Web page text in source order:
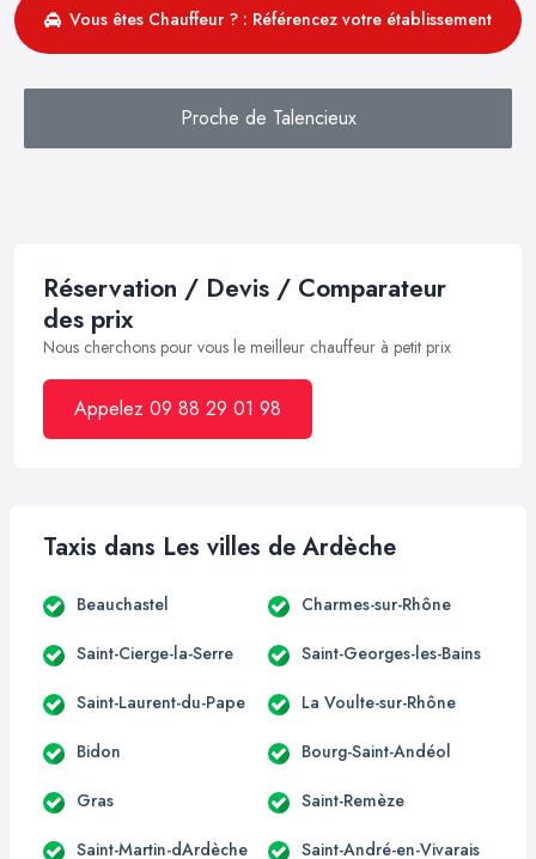
Vous êtes Chauffeur ? : Référencez votre établissement
Proche de Talencieux
Réservation / Devis / Comparateur
des prix
Nous cherchons pour vous le meilleur chauffeur à petit prix
Appelez 09 88 29 01 98
Taxis dans Les villes de Ardèche
Beauchastel Charmes-sur-Rhône
Saint-Cierge-la-Serre Saint-Georges-les-Bains
Saint-Laurent-du-Pape La Voulte-sur-Rhône
Bidon Bourg-Saint-Andéol
Gras Saint-Remèze
Saint-Martin-dArdèche Saint-André-en-Vivarais